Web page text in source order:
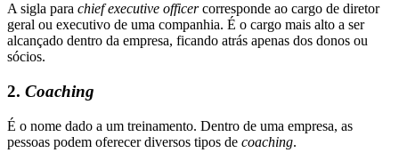
A sigla para chief executive officercorresponde ao cargo de diretor
geral ou executivo de uma companhia. É o cargo mais alto a ser
alcançado dentro da empresa, ficando atrás apenas dos donos ou
sócios.
2. Coaching
É o nome dado a um treinamento. Dentro de uma empresa, as
pessoas podem oferecer diversos tipos de coaching.